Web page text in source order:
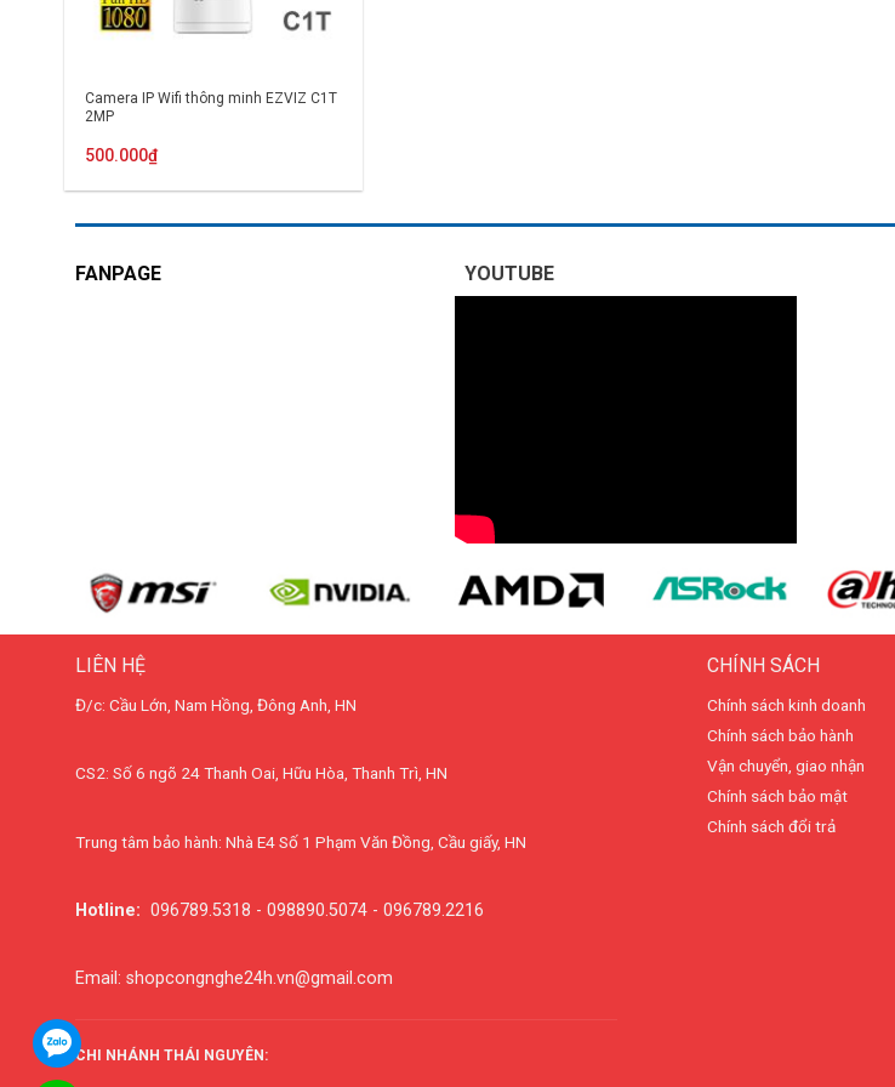
Camera IP Wifi thông minh EZVIZ C1T
2MP
500.000₫
FANPAGE YOUTUBE
LIÊN HỆ
Đ/c: Cầu Lớn, Nam Hồng, Đông Anh, HN
CS2: Số 6 ngõ 24 Thanh Oai, Hữu Hòa, Thanh Trì, HN
Trung tâm bảo hành: Nhà E4 Số 1 Phạm Văn Đồng, Cầu giấy, HN
Hotline: 096789.5318 - 098890.5074 - 096789.2216
Email: shopcongnghe24h.vn@gmail.com
CHI NHÁNH THÁI NGUYÊN:
CHÍNH SÁCH
Chính sách kinh doanh
Chính sách bảo hành
Vận chuyển, giao nhận
Chính sách bảo mật
Chính sách đổi trả